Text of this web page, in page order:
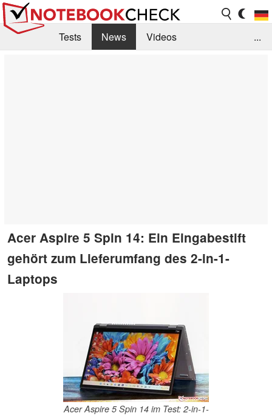
Tests News
Videos
...
Acer Aspire 5 Spin 14: Ein Eingabestift
gehört zum Lieferumfang des 2-in-1-
Laptops
Acer Aspire 5 Spin 14 im Test: 2-in-1-